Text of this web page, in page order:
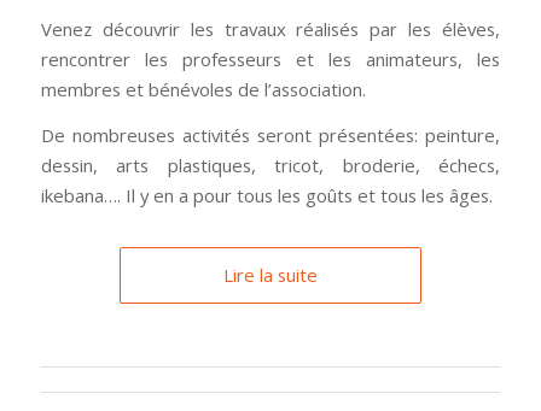
Venez découvrir les travaux réalisés par les élèves,
rencontrer les professeurs et les animateurs, les
membres et bénévoles de l’association.
De nombreuses activités seront présentées: peinture,
dessin, arts plastiques, tricot, broderie, échecs,
ikebana…. Il y en a pour tous les goûts et tous les âges.
Lire la suite